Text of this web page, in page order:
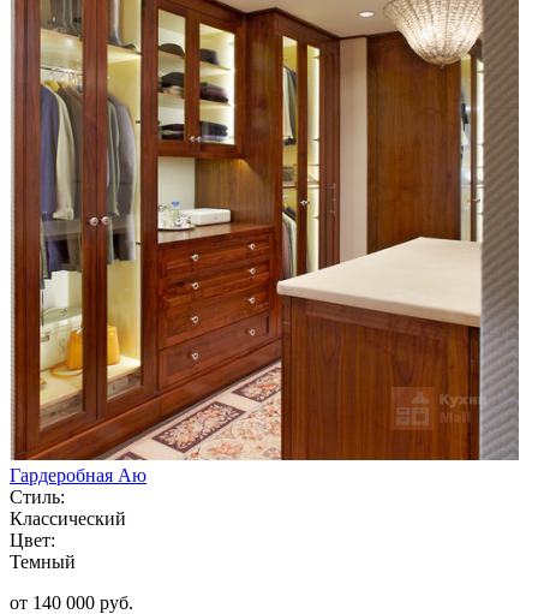
Гардеробная Аю
Стиль:
Классический
Цвет:
Темный
от 140 000 руб.